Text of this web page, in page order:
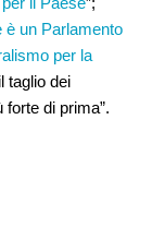
è un Parlamento
per la
taglio dei
forte di prima”.